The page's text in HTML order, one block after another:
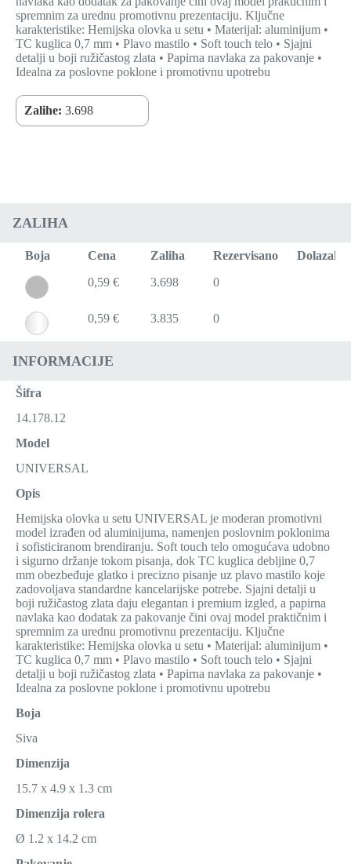
spremnim za urednu promotivnu prezentaciju. Ključne
karakteristike: Hemijska olovka u setu • Materijal: aluminijum •
TC kuglica 0,7 mm • Plavo mastilo • Soft touch telo • Sjajni
detalji u boji ružičastog zlata • Papirna navlaka za pakovanje •
Idealna za poslovne poklone i promotivnu upotrebu
Zalihe: 3.698
ZALIHA
Boja Cena Zaliha Rezervisano
Dolazak
0,59 €
3.698 0
0,59 € 3.835 0
INFORMACIJE
Šifra
14.178.12
Model
UNIVERSAL
Opis
Hemijska olovka u setu UNIVERSAL je moderan promotivni
model izrađen od aluminijuma, namenjen poslovnim poklonima
i sofisticiranom brendiranju. Soft touch telo omogućava udobno
i sigurno držanje tokom pisanja, dok TC kuglica debljine 0,7
mm obezbeđuje glatko i precizno pisanje uz plavo mastilo koje
zadovoljava standardne kancelarijske potrebe. Sjajni detalji u
boji ružičastog zlata daju elegantan i premium izgled, a papirna
navlaka kao dodatak za pakovanje čini ovaj model praktičnim i
spremnim za urednu promotivnu prezentaciju. Ključne
karakteristike: Hemijska olovka u setu • Materijal: aluminijum •
TC kuglica 0,7 mm • Plavo mastilo • Soft touch telo • Sjajni
detalji u boji ružičastog zlata • Papirna navlaka za pakovanje •
Idealna za poslovne poklone i promotivnu upotrebu
Boja
Siva
Dimenzija
15.7 x 4.9 x 1.3 cm
Dimenzija rolera
Ø 1.2 x 14.2 cm